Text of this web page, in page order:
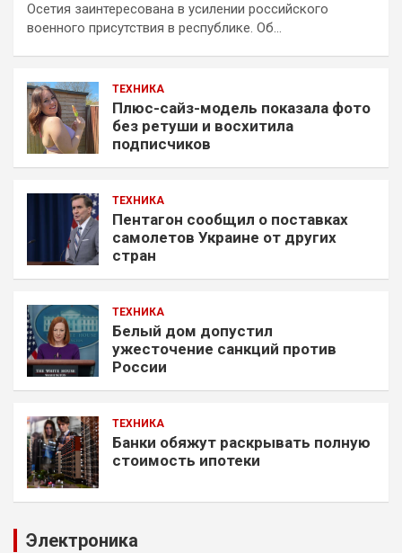
Осетия заинтересована в усилении российского
военного присутствия в республике. Об…
ТЕХНИКА
Плюс-сайз-модель показала фото
без ретуши и восхитила
подписчиков
ТЕХНИКА
Пентагон сообщил о поставках
самолетов Украине от других
стран
ТЕХНИКА
Белый дом допустил
ужесточение санкций против
России
ТЕХНИКА
Банки обяжут раскрывать полную
стоимость ипотеки
Электроника